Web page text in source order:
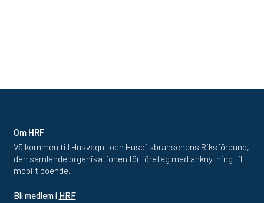
Om HRF
Välkommen till Husvagn- och Husbilsbranschens Riksförbund,
den samlande organisationen för företag med anknytning till
mobilt boende.
Bli medlem i HRF